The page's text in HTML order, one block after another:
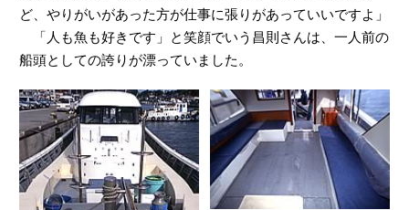
ど、やりがいがあった方が仕事に張りがあっていいですよ」
「人も魚も好きです」と笑顔でいう昌則さんは、一人前の
船頭としての誇りが漂っていました。